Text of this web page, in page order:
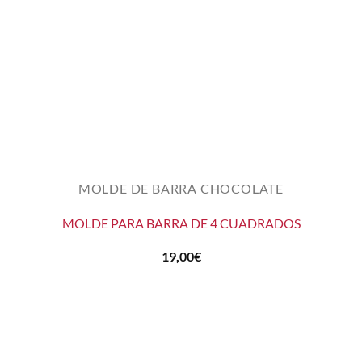
MOLDE DE BARRA CHOCOLATE
MOLDE PARA BARRA DE 4 CUADRADOS
19,00€